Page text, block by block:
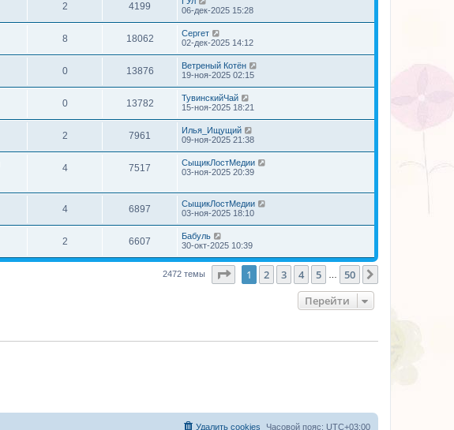
2 4199
06-дек-2025 15:28
8 18062
Сергет
02-дек-2025 14:12
0 13876
Ветреный Котён
19-ноя-2025 02:15
0 13782
ТувинскийЧай
15-ноя-2025 18:21
2 7961
Илья_Ищущий
09-ноя-2025 21:38
4 7517
СыщикЛостМедии
03-ноя-2025 20:39
4 6897
СыщикЛостМедии
03-ноя-2025 18:10
2 6607
Бабуль
30-окт-2025 10:39
2472 темы Страница1 из 50
1 2 3 4 5 50
Перейти
Часовой пояс: UTC+03:00
Удалить cookies